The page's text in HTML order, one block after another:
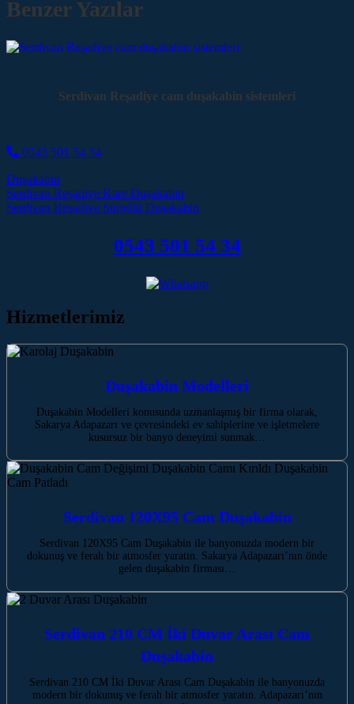
Benzer Yazılar
Serdivan Reşadiye cam duşakabin sistemleri
0543 501 54 34
Duşakabin
Post navigation
Serdivan Reşadiye Kare Duşakabin
Serdivan Reşadiye Sürgülü Duşakabin
0543 501 54 34
Hizmetlerimiz
Duşakabin Modelleri
Duşakabin Modelleri konusunda uzmanlaşmış bir firma olarak,
Sakarya Adapazarı ve çevresindeki ev sahiplerine ve işletmelere
kusursuz bir banyo deneyimi sunmak…
Serdivan 120X95 Cam Duşakabin
Serdivan 120X95 Cam Duşakabin ile banyonuzda modern bir
dokunuş ve ferah bir atmosfer yaratın. Sakarya Adapazarı’nın önde
gelen duşakabin firması…
Serdivan 210 CM İki Duvar Arası Cam
Duşakabin
Serdivan 210 CM İki Duvar Arası Cam Duşakabin ile banyonuzda
modern bir dokunuş ve ferah bir atmosfer yaratın. Adapazarı’nın